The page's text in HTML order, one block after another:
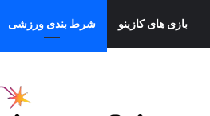
بازی های کازینو شرط بندی ورزشی